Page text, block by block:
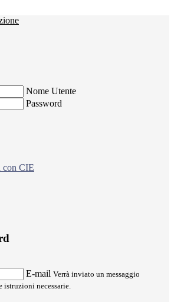
Nome Utente
Password
con CIE
E-mail Verrà inviato un messaggio
necessarie.